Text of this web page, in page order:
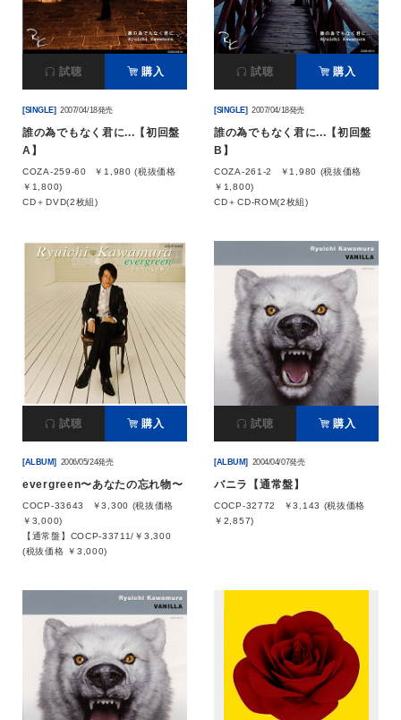
試聴 購入
[SINGLE] 2007/04/18発売
誰の為でもなく君に...【初回盤
A】
COZA-259-60
￥1,980 (税抜価格
￥1,800)
CD＋DVD(2枚組)
試聴 購入
[SINGLE] 2007/04/18発売
誰の為でもなく君に...【初回盤
B】
COZA-261-2
￥1,980 (税抜価格
￥1,800)
CD＋CD-ROM(2枚組)
試聴 購入
[ALBUM] 2006/05/24発売
evergreen〜あなたの忘れ物〜
COCP-33643
￥3,300 (税抜価格
￥3,000)
【通常盤】COCP-33711/￥3,300
(税抜価格 ￥3,000)
試聴 購入
[ALBUM] 2004/04/07発売
バニラ【通常盤】
COCP-32772
￥3,143 (税抜価格
￥2,857)